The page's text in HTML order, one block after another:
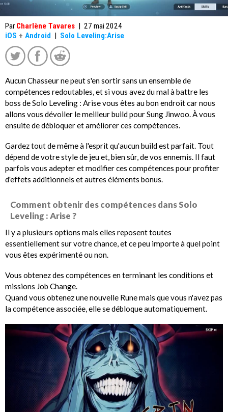
Par Charlène Tavares | 27 mai 2024
iOS + Android | Solo Leveling:Arise
Aucun Chasseur ne peut s'en sortir sans un ensemble de
compétences redoutables, et si vous avez du mal à battre les
boss de Solo Leveling : Arise vous êtes au bon endroit car nous
allons vous dévoiler le meilleur build pour Sung Jinwoo. À vous
ensuite de débloquer et améliorer ces compétences.
Gardez tout de même à l'esprit qu'aucun build est parfait. Tout
dépend de votre style de jeu et, bien sûr, de vos ennemis. Il faut
parfois vous adepter et modifier ces compétences pour profiter
d'effets additionnels et autres éléments bonus.
Comment obtenir des compétences dans Solo
Leveling : Arise ?
Il y a plusieurs options mais elles reposent toutes
essentiellement sur votre chance, et ce peu importe à quel point
vous êtes expérimenté ou non.
Vous obtenez des compétences en terminant les conditions et
missions Job Change.
Quand vous obtenez une nouvelle Rune mais que vous n'avez pas
la compétence associée, elle se débloque automatiquement.